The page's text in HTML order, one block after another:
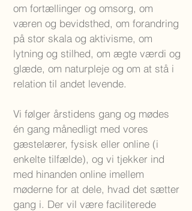
om fortællinger og omsorg, om
væren og bevidsthed, om forandring
på stor skala og aktivisme, om
lytning og stilhed, om ægte værdi og
glæde, om naturpleje og om at stå i
relation til andet levende.
Vi følger årstidens gang og mødes
én gang månedligt med vores
gæstelærer, fysisk eller online (i
enkelte tilfælde), og vi tjekker ind
med hinanden online imellem
møderne for at dele, hvad det sætter
gang i. Der vil være faciliterede